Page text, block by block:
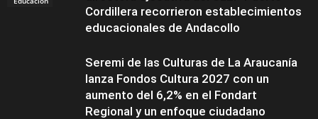
Cordillera recorrieron establecimientos
educacionales de Andacollo
Seremi de las Culturas de La Araucanía
lanza Fondos Cultura 2027 con un
aumento del 6,2% en el Fondart
Regional y un enfoque ciudadano